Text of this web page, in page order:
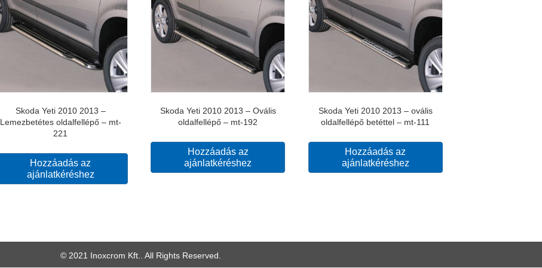
Skoda Yeti 2010 2013 –
Lemezbetétes oldalfellépő – mt-
221
Hozzáadás az
ajánlatkéréshez
Skoda Yeti 2010 2013 – Ovális
oldalfellépő – mt-192
Hozzáadás az
ajánlatkéréshez
Skoda Yeti 2010 2013 – ovális
oldalfellépő betéttel – mt-111
Hozzáadás az
ajánlatkéréshez
© 2021 Inoxcrom Kft.. All Rights Reserved.